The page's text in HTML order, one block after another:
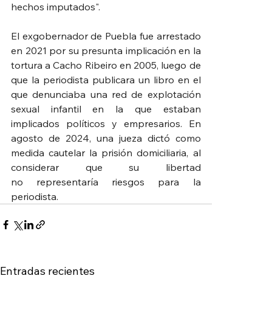
hechos imputados".
El exgobernador de Puebla fue arrestado
en 2021 por su presunta implicación en la
tortura a Cacho Ribeiro en 2005, luego de
que la periodista publicara un libro en el
que denunciaba una red de explotación
sexual infantil en la que estaban
implicados políticos y empresarios. En
agosto de 2024, una jueza dictó como
medida cautelar la prisión domiciliaria, al
considerar que su libertad
no representaría riesgos para la
periodista.
Entradas recientes